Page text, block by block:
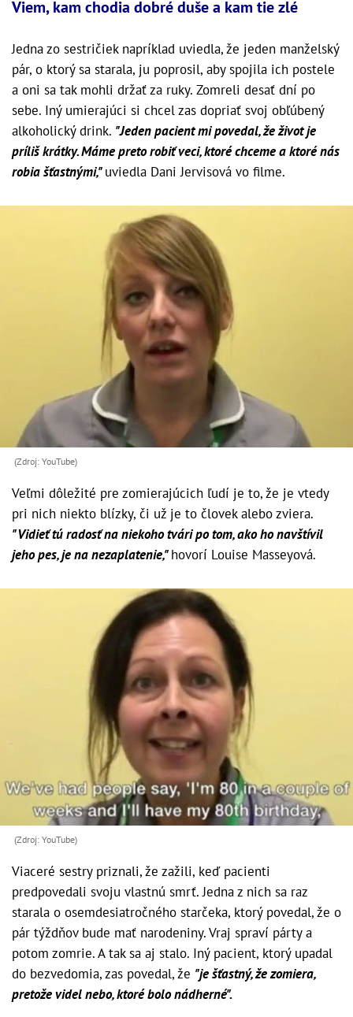
Viem, kam chodia dobré duše a kam tie zlé
Jedna zo sestričiek napríklad uviedla, že jeden manželský
pár, o ktorý sa starala, ju poprosil, aby spojila ich postele
a oni sa tak mohli držať za ruky. Zomreli desať dní po
sebe. Iný umierajúci si chcel zas dopriať svoj obľúbený
alkoholický drink. "Jeden pacient mi povedal, že život je
príliš krátky. Máme preto robiť veci, ktoré chceme a ktoré nás
robia šťastnými,"uviedla Dani Jervisová vo filme.
(Zdroj: YouTube)
Veľmi dôležité pre zomierajúcich ľudí je to, že je vtedy
pri nich niekto blízky, či už je to človek alebo zviera.
"Vidieť tú radosť na niekoho tvári po tom, ako ho navštívil
jeho pes, je na nezaplatenie,"hovorí Louise Masseyová.
(Zdroj: YouTube)
Viaceré sestry priznali, že zažili, keď pacienti
predpovedali svoju vlastnú smrť. Jedna z nich sa raz
starala o osemdesiatročného starčeka, ktorý povedal, že o
pár týždňov bude mať narodeniny. Vraj spraví párty a
potom zomrie. A tak sa aj stalo. Iný pacient, ktorý upadal
do bezvedomia, zas povedal, že "je šťastný, že zomiera,
pretože videl nebo, ktoré bolo nádherné".